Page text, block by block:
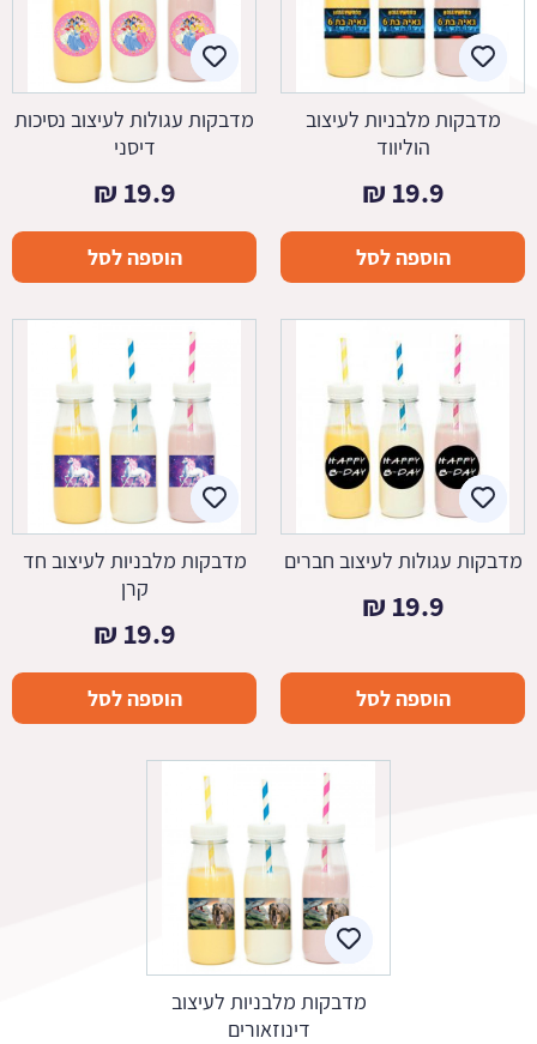
מדבקות מלבניות לעיצוב
הוליווד
19.9
₪
הוספה לסל
מדבקות עגולות לעיצוב נסיכות
דיסני
19.9
₪
הוספה לסל
מדבקות עגולות לעיצוב חברים
19.9
₪
הוספה לסל
מדבקות מלבניות לעיצוב חד
קרן
19.9
₪
הוספה לסל
מדבקות מלבניות לעיצוב
דינוזאורים